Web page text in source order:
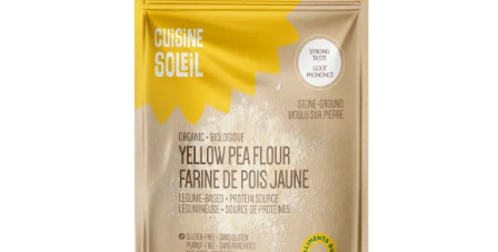
AJOUTER AU PANIER / DÉTAILS